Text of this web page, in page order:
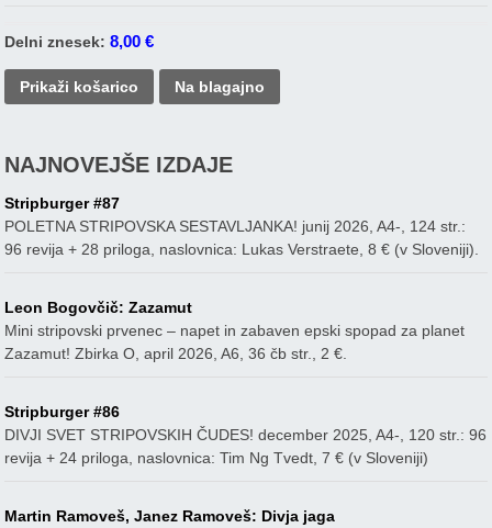
Delni znesek: 8,00€
Prikaži košarico Na blagajno
NAJNOVEJŠE IZDAJE
Stripburger #87
POLETNA STRIPOVSKA SESTAVLJANKA! junij 2026, A4-, 124 str.:
96 revija + 28 priloga, naslovnica: Lukas Verstraete, 8 € (v Sloveniji).
Leon Bogovčič: Zazamut
Mini stripovski prvenec – napet in zabaven epski spopad za planet
Zazamut! Zbirka O, april 2026, A6, 36 čb str., 2 €.
Stripburger #86
DIVJI SVET STRIPOVSKIH ČUDES! december 2025, A4-, 120 str.: 96
revija + 24 priloga, naslovnica: Tim Ng Tvedt, 7 € (v Sloveniji)
Martin Ramoveš, Janez Ramoveš: Divja jaga